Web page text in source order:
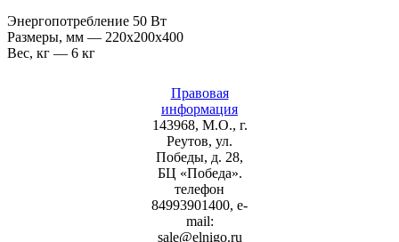
Энергопотребление 50 Вт
Размеры, мм — 220х200х400
Вес, кг — 6 кг
Правовая
информация
143968, М.О., г.
Реутов, ул.
Победы, д. 28,
БЦ «Победа».
телефон
84993901400, e-
mail:
sale@elnigo.ru